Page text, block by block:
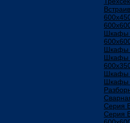
Шкафы
Шкафы
Шкафы
Шкафы
Шкафы
Серия
Серия